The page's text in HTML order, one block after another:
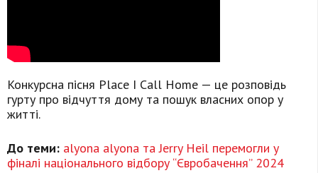
Конкурсна пісня Place I Call Home — це розповідь
гурту про відчуття дому та пошук власних опор у
житті.
До теми: alyona alyona та Jerry Heil перемогли у
фіналі національного відбору “Євробачення” 2024